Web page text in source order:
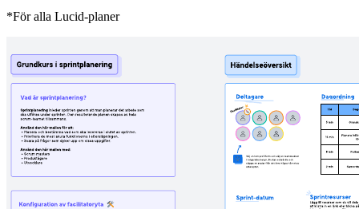
*För alla Lucid-planer